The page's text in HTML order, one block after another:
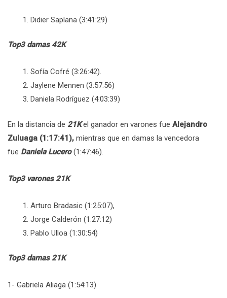
Didier Saplana (3:41:29)
Top3 damas 42K
Sofía Cofré (3:26:42).
Jaylene Mennen (3:57:56)
Daniela Rodríguez (4:03:39)
En la distancia de 21Kel ganador en varones fue Alejandro
Zuluaga (1:17:41), mientras que en damas la vencedora
fue Daniela Lucero(1:47:46).
Top3 varones 21K
Arturo Bradasic (1:25:07),
Jorge Calderón (1:27:12)
Pablo Ulloa (1:30:54)
Top3 damas 21K
1- Gabriela Aliaga (1:54:13)